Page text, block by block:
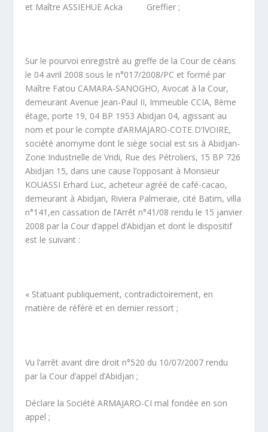
et Maître ASSIEHUE Acka Greffier ;
Sur le pourvoi enregistré au greffe de la Cour de céans
le 04 avril 2008 sous le n°017/2008/PC et formé par
Maître Fatou CAMARA-SANOGHO, Avocat à la Cour,
demeurant Avenue Jean-Paul II, Immeuble CCIA, 8ème
étage, porte 19, 04 BP 1953 Abidjan 04, agissant au
nom et pour le compte d’ARMAJARO-COTE D’IVOIRE,
société anomyme dont le siège social est sis à Abidjan-
Zone Industrielle de Vridi, Rue des Pétroliers, 15 BP 726
Abidjan 15, dans une cause l’opposant à Monsieur
KOUASSI Erhard Luc, acheteur agréé de café-cacao,
demeurant à Abidjan, Riviera Palmeraie, cité Batim, villa
n°141,en cassation de l’Arrêt n°41/08 rendu le 15 janvier
2008 par la Cour d’appel d’Abidjan et dont le dispositif
est le suivant :
« Statuant publiquement, contradictoirement, en
matière de référé et en dernier ressort ;
Vu l’arrêt avant dire droit n°520 du 10/07/2007 rendu
par la Cour d’appel d’Abidjan ;
Déclare la Société ARMAJARO-CI mal fondée en son
appel ;